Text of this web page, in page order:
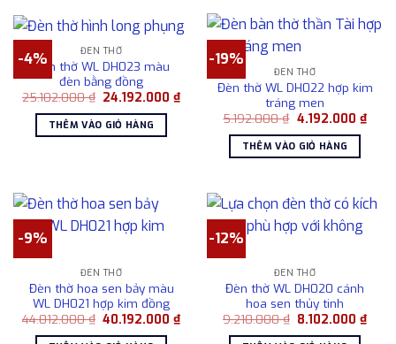
-4% ĐÈN THỜ
Đèn thờ WL DH023 màu
đèn bằng đồng
25.102.000₫ Giá
là:
25.102.000 ₫.
24.192.000₫Giá
hiện
24.192.000 ₫.
THÊM VÀO GIỎ HÀNG
-19%
ĐÈN THỜ
Đèn thờ WL DH022 hợp kim
tráng men
5.192.000₫ Giá
là:
5.192.000 ₫.
4.192.000 ₫Giá
hiện
THÊM VÀO GIỎ HÀNG
-9%
ĐÈN THỜ
Đèn thờ hoa sen bảy màu
WL DH021 hợp kim đồng
44.012.000₫ Giá
40.192.000₫Giá
hiện
-12%
ĐÈN THỜ
Đèn thờ WL DH020 cánh
hoa sen thủy tinh
9.210.000₫ Giá
8.102.000₫Giá
hiện